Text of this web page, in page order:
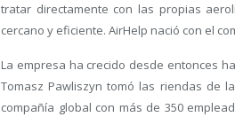
tratar directamente con las propias
cercano y eficiente. AirHelp nació con el
La empresa ha crecido desde entonces
Tomasz Pawliszyn tomó las riendas de
compañía global con más de 350